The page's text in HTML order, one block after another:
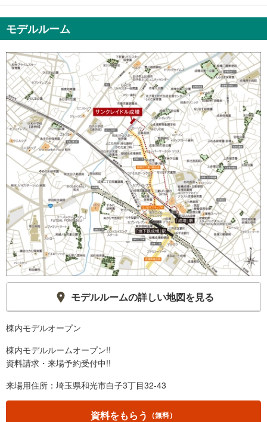
モデルルーム
モデルルームの詳しい地図を見る
棟内モデルオープン
棟内モデルルームオープン!!
資料請求・来場予約受付中!!
来場用住所：埼玉県和光市白子3丁目32‐43
資料をもらう （無料）